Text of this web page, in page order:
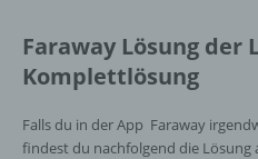
Faraway Lösung der
Komplettlösung
Falls du in der App Faraway
findest du nachfolgend die Lösung